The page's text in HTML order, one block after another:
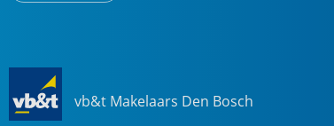
vb&t Makelaars Den Bosch